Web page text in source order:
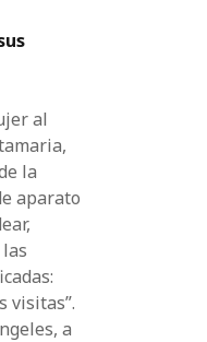
al
la
aparato
visitas”.
a